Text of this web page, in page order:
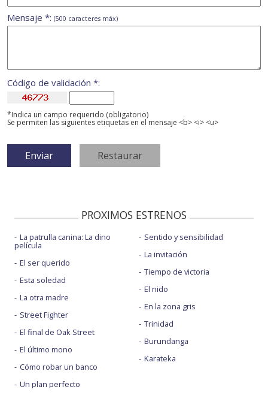
Mensaje *: (500 caracteres máx)
Código de validación *:
*Indica un campo requerido (obligatorio)
Se permiten las siguientes etiquetas en el mensaje <b> <i> <u>
PROXIMOS ESTRENOS
La patrulla canina: La dino
película
El ser querido
Esta soledad
La otra madre
Street Fighter
El final de Oak Street
El último mono
Cómo robar un banco
Un plan perfecto
Sentido y sensibilidad
La invitación
Tiempo de victoria
El nido
En la zona gris
Trinidad
Burundanga
Karateka